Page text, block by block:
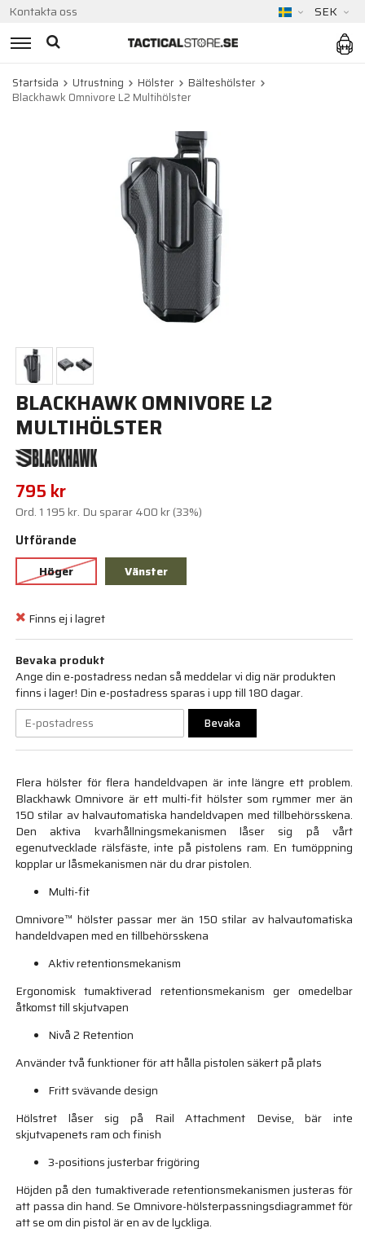
Kontakta oss SEK
Startsida Utrustning Hölster
Bälteshölster
Blackhawk Omnivore L2 Multihölster
BLACKHAWK OMNIVORE L2
MULTIHÖLSTER
795 kr
Ord. 1 195 kr. Du sparar400 kr(33%)
Utförande
Höger Vänster
Finns ej i lagret
Bevaka produkt
Ange din e-postadress nedan så meddelar vi dig när produkten
finns i lager! Din e-postadress sparas i upp till 180 dagar.
Bevaka
Flera hölster för flera handeldvapen är inte längre ett problem.
Blackhawk Omnivore är ett multi-fit hölster som rymmer mer än
150 stilar av halvautomatiska handeldvapen med tillbehörsskena.
Den aktiva kvarhållningsmekanismen låser sig på vårt
egenutvecklade rälsfäste, inte på pistolens ram. En tumöppning
kopplar ur låsmekanismen när du drar pistolen.
Multi-fit
Omnivore™ hölster passar mer än 150 stilar av halvautomatiska
handeldvapen med en tillbehörsskena
Aktiv retentionsmekanism
Ergonomisk tumaktiverad retentionsmekanism ger omedelbar
åtkomst till skjutvapen
Nivå 2 Retention
Använder två funktioner för att hålla pistolen säkert på plats
Fritt svävande design
Hölstret låser sig på Rail Attachment Devise, bär inte
skjutvapenets ram och finish
3-positions justerbar frigöring
Höjden på den tumaktiverade retentionsmekanismen justeras för
att passa din hand. Se Omnivore-hölsterpassningsdiagrammet för
att se om din pistol är en av de lyckliga.